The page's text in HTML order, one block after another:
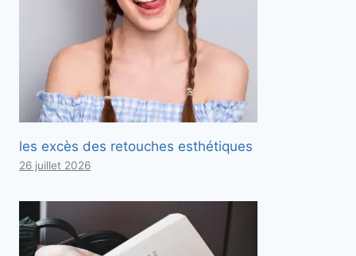
les excès des retouches esthétiques
26 juillet 2026